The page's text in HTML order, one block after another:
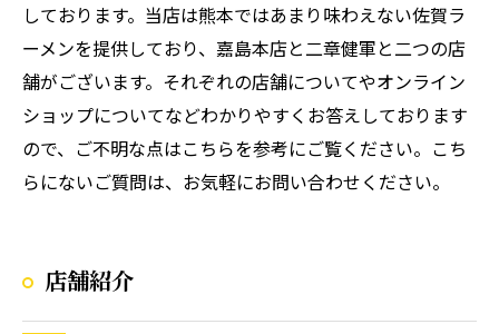
しております。当店は熊本ではあまり味わえない佐賀ラ
ーメンを提供しており、嘉島本店と二章健軍と二つの店
舗がございます。それぞれの店舗についてやオンライン
ショップについてなどわかりやすくお答えしております
ので、ご不明な点はこちらを参考にご覧ください。こち
らにないご質問は、お気軽にお問い合わせください。
店舗紹介